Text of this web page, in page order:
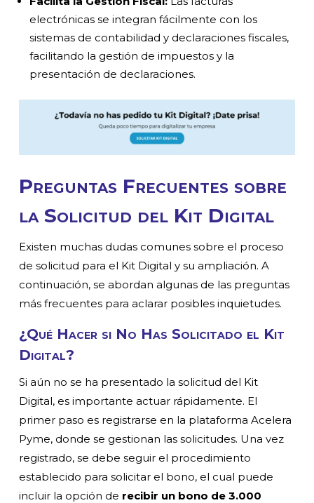
electrónicas se integran fácilmente con los
sistemas de contabilidad y declaraciones fiscales,
facilitando la gestión de impuestos y la
presentación de declaraciones.
Preguntas Frecuentes sobre
la Solicitud del Kit Digital
Existen muchas dudas comunes sobre el proceso
de solicitud para el Kit Digital y su ampliación. A
continuación, se abordan algunas de las preguntas
más frecuentes para aclarar posibles inquietudes.
¿Qué Hacer si No Has Solicitado el Kit
Digital?
Si aún no se ha presentado la solicitud del Kit
Digital, es importante actuar rápidamente. El
primer paso es registrarse en la plataforma Acelera
Pyme, donde se gestionan las solicitudes. Una vez
registrado, se debe seguir el procedimiento
establecido para solicitar el bono, el cual puede
incluir la opción de recibir un bono de 3.000